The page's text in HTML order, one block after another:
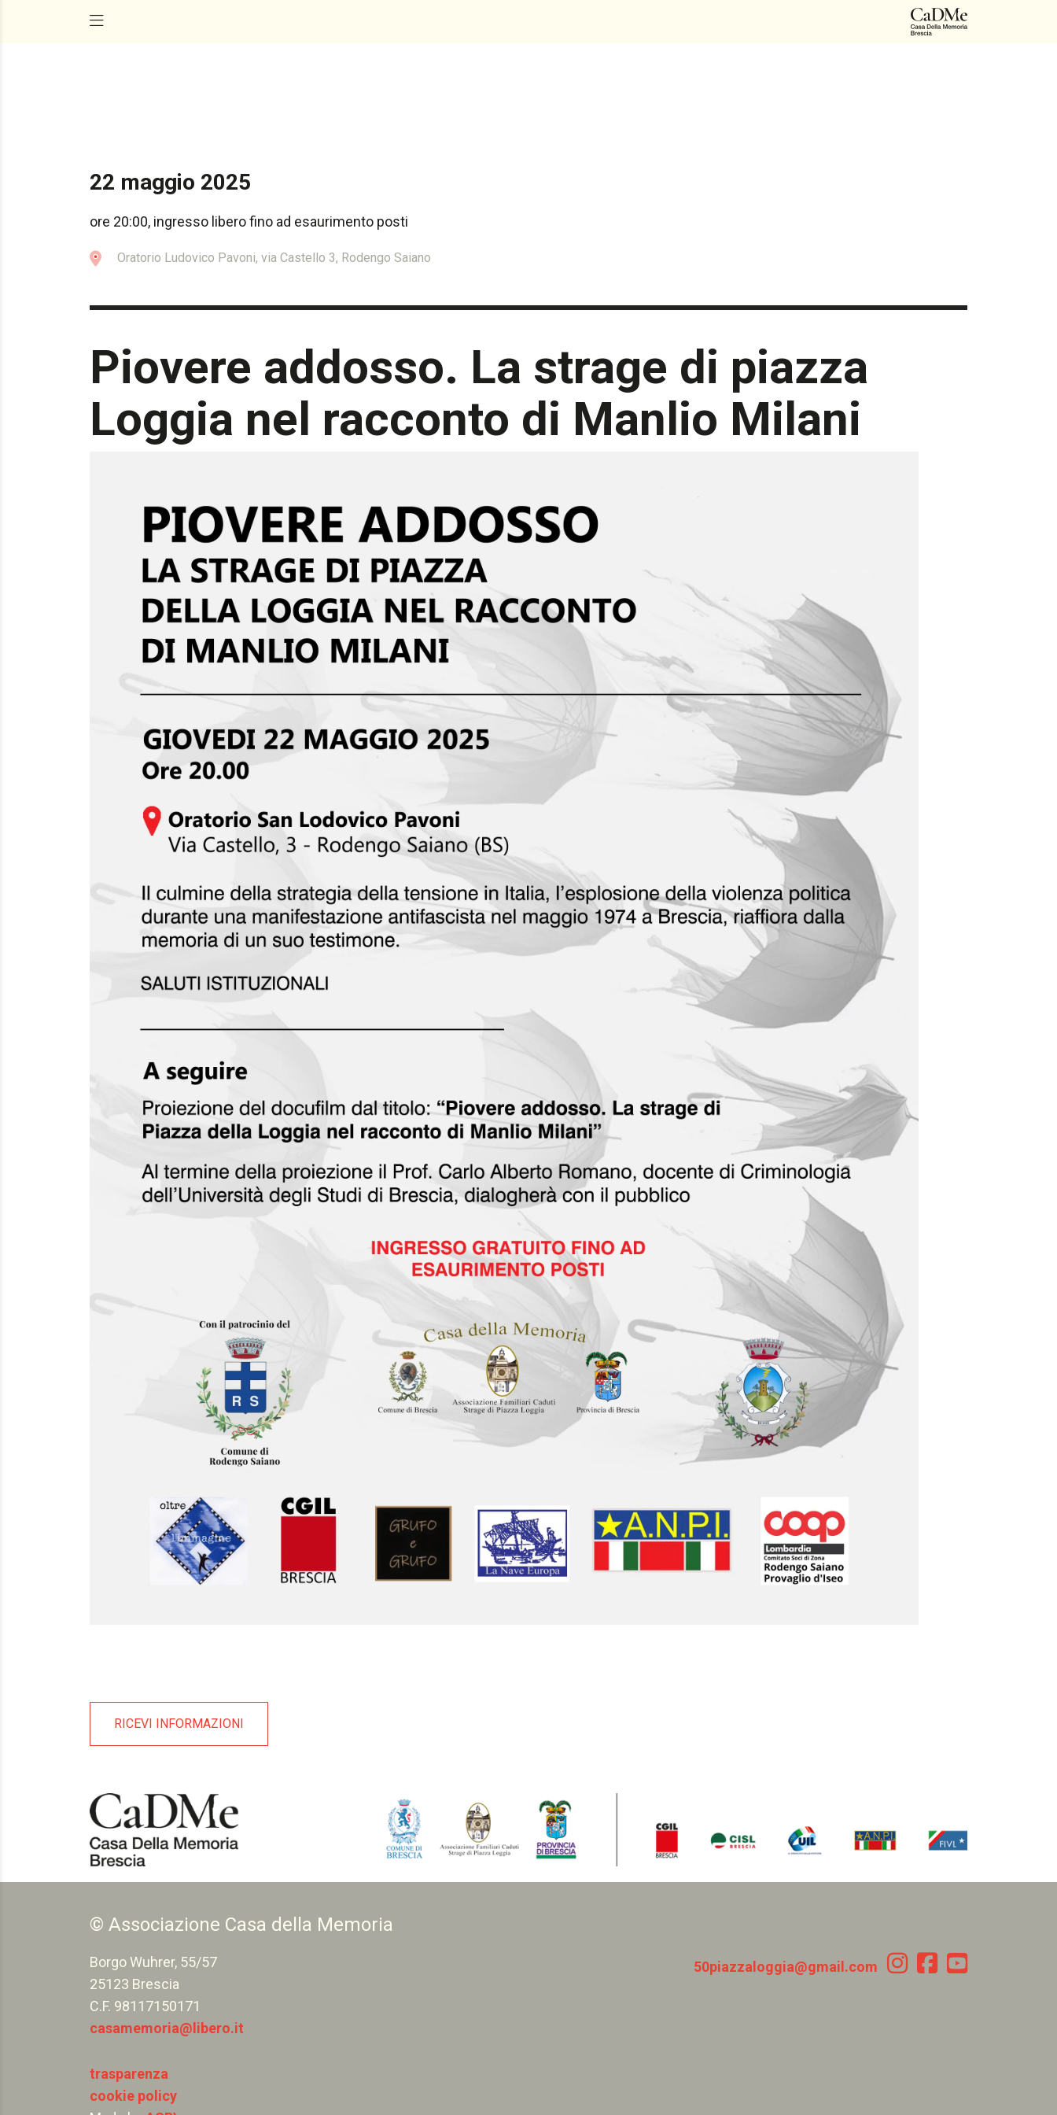
22 maggio 2025
ore 20:00, ingresso libero fino ad esaurimento posti
Oratorio Ludovico Pavoni, via Castello 3, Rodengo Saiano
Piovere addosso. La strage di piazza
Loggia nel racconto di Manlio Milani
RICEVI INFORMAZIONI
© Associazione Casa della Memoria
Borgo Wuhrer, 55/57
25123 Brescia
C.F. 98117150171
casamemoria@libero.it
trasparenza
cookie policy
50piazzaloggia@gmail.com